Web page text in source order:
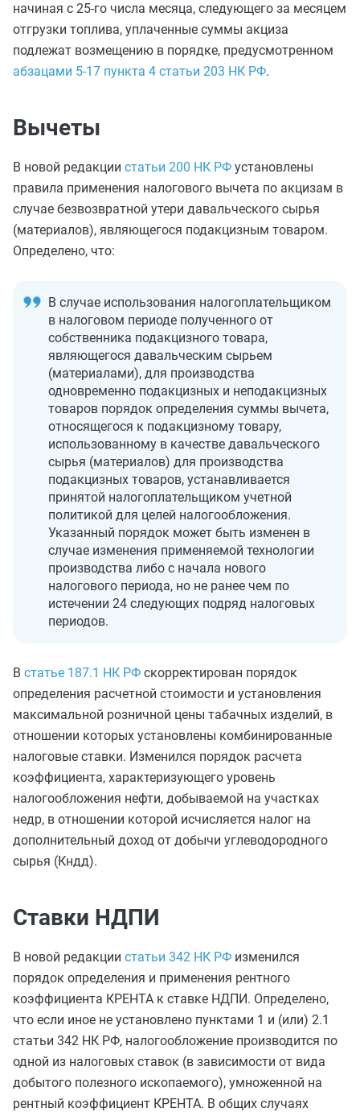
начиная с 25-го числа месяца, следующего за месяцем
отгрузки топлива, уплаченные суммы акциза
подлежат возмещению в порядке, предусмотренном
абзацами 5-17 пункта 4 статьи 203 НК РФ.
Вычеты
В новой редакции статьи 200 НК РФ установлены
правила применения налогового вычета по акцизам в
случае безвозвратной утери давальческого сырья
(материалов), являющегося подакцизным товаром.
Определено, что:
В случае использования налогоплательщиком
в налоговом периоде полученного от
собственника подакцизного товара,
являющегося давальческим сырьем
(материалами), для производства
одновременно подакцизных и неподакцизных
товаров порядок определения суммы вычета,
относящегося к подакцизному товару,
использованному в качестве давальческого
сырья (материалов) для производства
подакцизных товаров, устанавливается
принятой налогоплательщиком учетной
политикой для целей налогообложения.
Указанный порядок может быть изменен в
случае изменения применяемой технологии
производства либо с начала нового
налогового периода, но не ранее чем по
истечении 24 следующих подряд налоговых
периодов.
В статье 187.1 НК РФ скорректирован порядок
определения расчетной стоимости и установления
максимальной розничной цены табачных изделий, в
отношении которых установлены комбинированные
налоговые ставки. Изменился порядок расчета
коэффициента, характеризующего уровень
налогообложения нефти, добываемой на участках
недр, в отношении которой исчисляется налог на
дополнительный доход от добычи углеводородного
сырья (Кндд).
Ставки НДПИ
В новой редакции статьи 342 НК РФ изменился
порядок определения и применения рентного
коэффициента КРЕНТА к ставке НДПИ. Определено,
что если иное не установлено пунктами 1 и (или) 2.1
статьи 342 НК РФ, налогообложение производится по
одной из налоговых ставок (в зависимости от вида
добытого полезного ископаемого), умноженной на
рентный коэффициент КРЕНТА. В общих случаях